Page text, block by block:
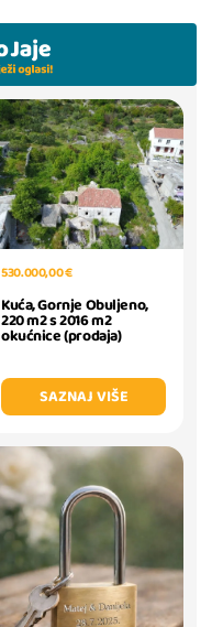
530.000,00 €
Kuća, Gornje Obuljeno,
220 m2 s 2016 m2
okućnice (prodaja)
SAZNAJ VIŠE